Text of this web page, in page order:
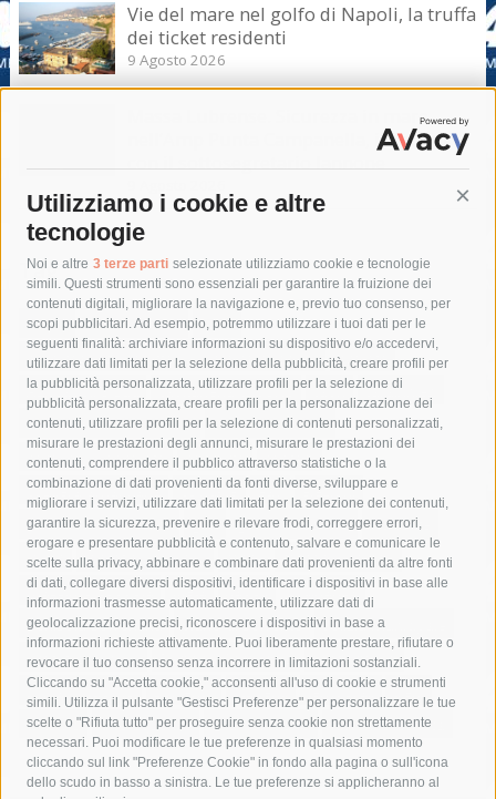
Utilizziamo i cookie e altre
tecnologie
Noi e altre 3 terze parti selezionate utilizziamo cookie e tecnologie
simili. Questi strumenti sono essenziali per garantire la fruizione dei
contenuti digitali, migliorare la navigazione e, previo tuo consenso, per
scopi pubblicitari. Ad esempio, potremmo utilizzare i tuoi dati per le
seguenti finalità: archiviare informazioni su dispositivo e/o accedervi,
utilizzare dati limitati per la selezione della pubblicità, creare profili per
la pubblicità personalizzata, utilizzare profili per la selezione di
pubblicità personalizzata, creare profili per la personalizzazione dei
contenuti, utilizzare profili per la selezione di contenuti personalizzati,
misurare le prestazioni degli annunci, misurare le prestazioni dei
contenuti, comprendere il pubblico attraverso statistiche o la
combinazione di dati provenienti da fonti diverse, sviluppare e
migliorare i servizi, utilizzare dati limitati per la selezione dei contenuti,
garantire la sicurezza, prevenire e rilevare frodi, correggere errori,
erogare e presentare pubblicità e contenuto, salvare e comunicare le
scelte sulla privacy, abbinare e combinare dati provenienti da altre fonti
di dati, collegare diversi dispositivi, identificare i dispositivi in base alle
informazioni trasmesse automaticamente, utilizzare dati di
geolocalizzazione precisi, riconoscere i dispositivi in base a
informazioni richieste attivamente. Puoi liberamente prestare, rifiutare o
revocare il tuo consenso senza incorrere in limitazioni sostanziali.
Cliccando su "Accetta cookie," acconsenti all'uso di cookie e strumenti
simili. Utilizza il pulsante "Gestisci Preferenze" per personalizzare le tue
scelte o "Rifiuta tutto" per proseguire senza cookie non strettamente
necessari. Puoi modificare le tue preferenze in qualsiasi momento
cliccando sul link "Preferenze Cookie" in fondo alla pagina o sull'icona
dello scudo in basso a sinistra. Le tue preferenze si applicheranno al
Vie del mare nel golfo di Napoli, la truffa
dei ticket residenti
9 Agosto 2026
Massa Lubrense. Sicurezza in mare
nell’Amp Punta Campanella, incontro
con il sottosegretario Iannone
Tag
acqua allerta meteo
anas
area marina protetta di punta campanella
arresto
Asl Napoli 3 sud
capitaneria di porto capri
carabinieri
castellammare di stabia
circumvesuviana
comune di sorrento
concerto
contagi
costiera amalfitana
covid-19 eav
elezioni
fondazione sorrento
gori guardia costiera
incidente
lavori
lorenzo balducelli mare
massa lubrense
massimo coppola
Meta napoli
ordinanza
penisola sorrentina
piano di sorrento
polizia municipale
protezione civile
Regione Campania
sant'agnello
sindaco cuomo
sorrento studenti temporali
treni
turismo
Vico Equense villa fiorentino vincenzo de luca